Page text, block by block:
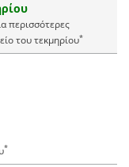
περισσότερες
του τεκμηρίου*
*